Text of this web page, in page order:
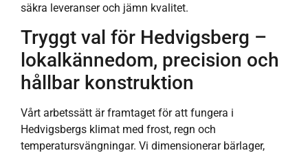
säkra leveranser och jämn kvalitet.
Tryggt val för Hedvigsberg –
lokalkännedom, precision och
hållbar konstruktion
Vårt arbetssätt är framtaget för att fungera i
Hedvigsbergs klimat med frost, regn och
temperatursvängningar. Vi dimensionerar bärlager,